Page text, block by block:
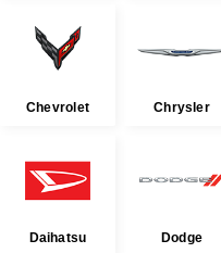
Chevrolet Chrysler
Daihatsu Dodge